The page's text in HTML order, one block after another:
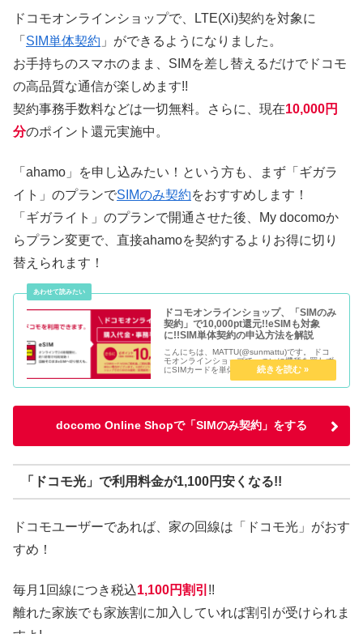
ドコモオンラインショップで、LTE(Xi)契約を対象に
「 SIM単体契約 」ができるようになりました。
お手持ちのスマホのまま、SIMを差し替えるだけでドコモ
の高品質な通信が楽しめます!!
契約事務手数料などは一切無料。さらに、現在10,000円
分のポイント還元実施中。
「ahamo」を申し込みたい！という方も、まず「ギガラ
イト」のプランでSIMのみ契約をおすすめします！
「ギガライト」のプランで開通させた後、My docomoか
らプラン変更で、直接ahamoを契約するよりお得に切り
替えられます！
ドコモオンラインショップ、「SIMのみ
契約」で10,000pt還元!!eSIMも対象
に!!SIM単体契約の申込方法を解説
こんにちは、MATTU(@sunmattu)です。 ドコ
モオンラインショップで、ついに機種を買わず
にSIMカードを単体で契約できる「SIMのみ契
約」が登場しました。 お手元にまだ使えるスマ
ホがあるけど、ドコモに移りたい…という方、
docomo Online Shopで「SIMのみ契約」をする
「ドコモ光」で利用料金が1,100円安くなる!!
ドコモユーザーであれば、家の回線は「ドコモ光」がおす
すめ！
毎月1回線につき税込1,100円割引 !!
離れた家族でも家族割に加入していれば割引が受けられま